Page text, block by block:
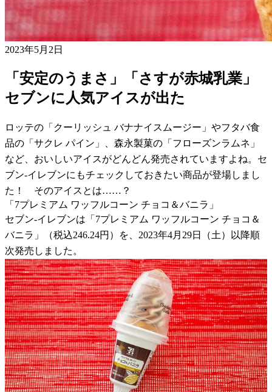
2023年5月2日
「安定のうまさ」「さすが赤城乳業」
セブンに人気アイスが出た
ロッテの「クーリッシュ バナナイスムージー」やフタバ食
品の「サクレ パイン」、森永製菓の「フローズンラムネ」
など、おいしいアイスがどんどん発売されていますよね。セ
ブン-イレブンにもチェックしておきたい商品が登場しまし
た！ そのアイスとは……？
「7プレミアム ワッフルコーン チョコ＆バニラ」
セブン-イレブンは「7プレミアム ワッフルコーン チョコ＆
バニラ」（税込246.24円）を、2023年4月29日（土）以降順
次発売しました。